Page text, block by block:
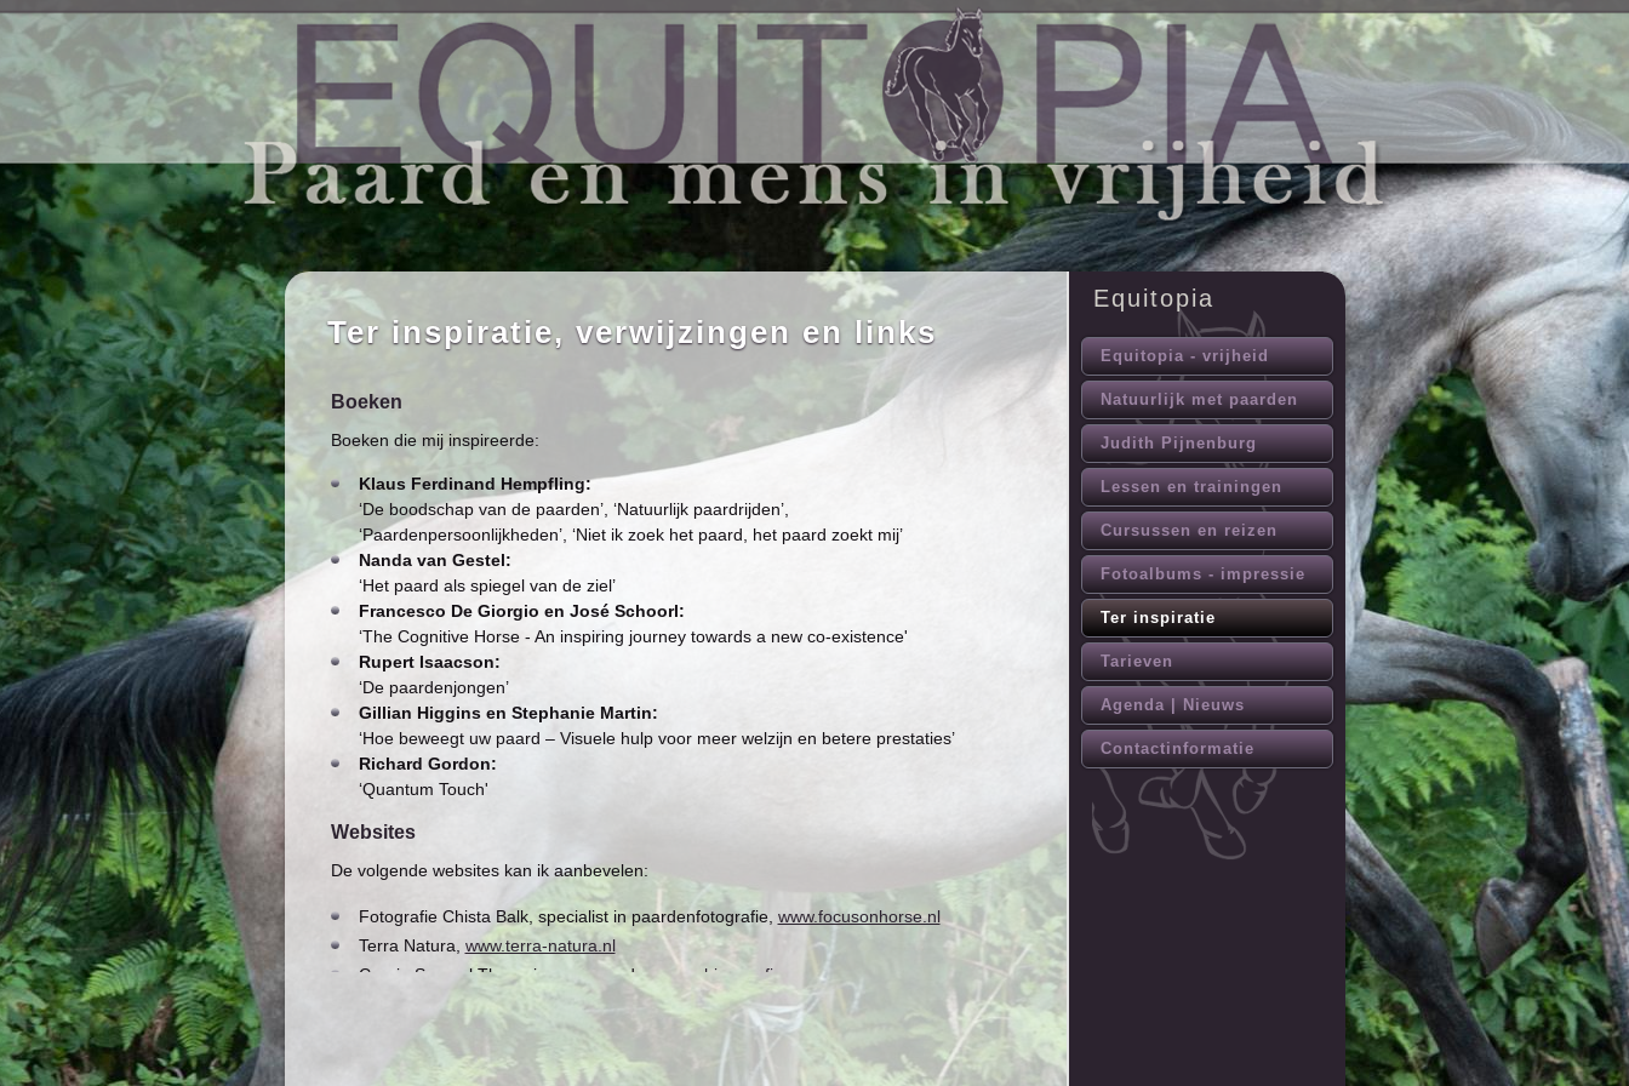
Ter inspiratie, verwijzingen en links
Boeken
Boeken die mij inspireerde:
Klaus Ferdinand Hempfling:
‘De boodschap van de paarden’, ‘Natuurlijk paardrijden’,
‘Paardenpersoonlijkheden’, ‘Niet ik zoek het paard, het paard zoekt mij’
Nanda van Gestel:
‘Het paard als spiegel van de ziel’
Francesco De Giorgio en José Schoorl:
‘The Cognitive Horse - An inspiring journey towards a new co-existence'
Rupert Isaacson:
‘De paardenjongen’
Gillian Higgins en Stephanie Martin:
‘Hoe beweegt uw paard – Visuele hulp voor meer welzijn en betere prestaties’
Richard Gordon:
‘Quantum Touch'
Websites
De volgende websites kan ik aanbevelen:
Fotografie Chista Balk, specialist in paardenfotografie, www.focusonhorse.nl
Terra Natura, www.terra-natura.nl
Cranio Sacraal Therapie voor paarden,www.hipposofia.com
www.sensitivehorse.com
Matthijs van Katwijk, Tao training voor gezondheid en bewustzijn,
http://studiomeng.nl/
Equitopia
Equitopia - vrijheid
Natuurlijk met paarden
Judith Pijnenburg
Lessen en trainingen
Cursussen en reizen
Fotoalbums - impressie
Ter inspiratie
Tarieven
Agenda | Nieuws
Contactinformatie